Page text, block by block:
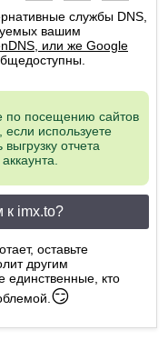
службы DNS,
вашим
или же Google
по посещению сайтов
если используете
отчета
к imx.to?
оставьте
другим
единственные, кто
😏